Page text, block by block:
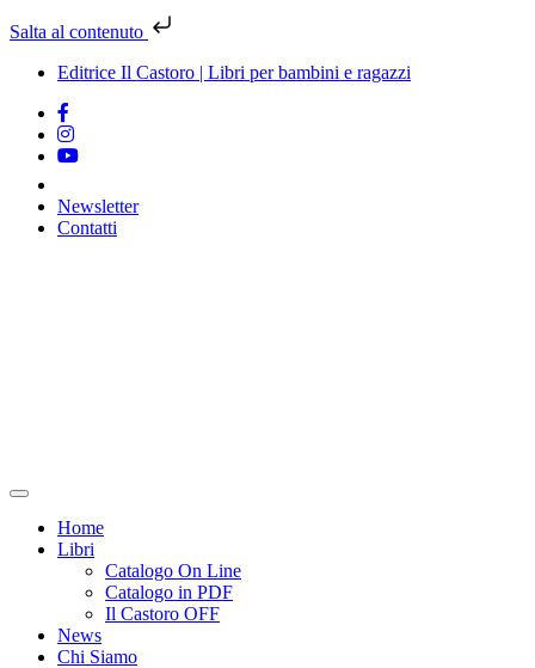
Salta al contenuto
Editrice Il Castoro | Libri per bambini e ragazzi
Newsletter
Contatti
Home
Libri
Catalogo On Line
Catalogo in PDF
Il Castoro OFF
News
Chi Siamo